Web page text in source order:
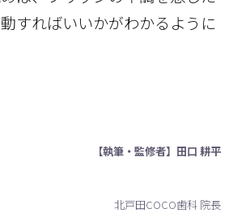
すればいいかがわかるように
【執筆・監修者】田口 耕平
北戸田COCO歯科 院長